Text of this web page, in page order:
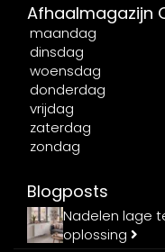
Afhaalmagazijn
maandag
dinsdag
woensdag
donderdag
vrijdag
zaterdag
zondag
Blogposts
Nadelen lage
oplossing